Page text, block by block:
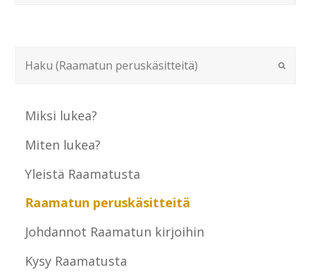
Miksi lukea?
Miten lukea?
Yleistä Raamatusta
Raamatun peruskäsitteitä
Johdannot Raamatun kirjoihin
Kysy Raamatusta